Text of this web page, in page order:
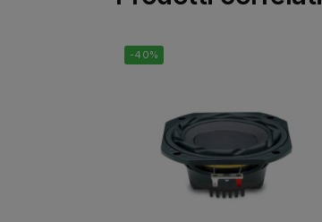
-40%